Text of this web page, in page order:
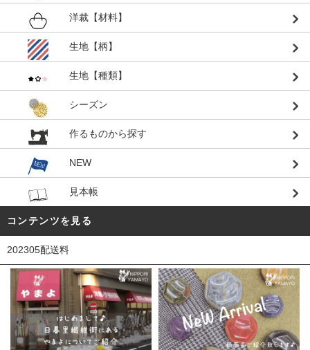
洋裁【材料】
生地【柄】
生地【種類】
シーズン
作るものから探す
NEW
見本帳
コンテンツを見る
202305配送料